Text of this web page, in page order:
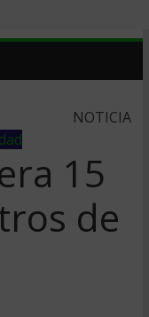
NOTICIA
15
de